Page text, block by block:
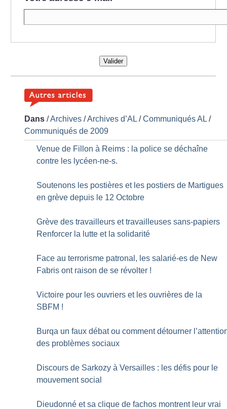
Valider
Dans /Archives /Archives d’AL /Communiqués AL /
Communiqués de 2009
Venue de Fillon à Reims : la police se déchaîne
contre les lycéen-ne-s.
Soutenons les postières et les postiers de Martigues
en grève depuis le 12 Octobre
Grève des travailleurs et travailleuses sans-papiers
Renforcer la lutte et la solidarité
Face au terrorisme patronal, les salarié-es de New
Fabris ont raison de se révolter !
Victoire pour les ouvriers et les ouvrières de la
SBFM !
Burqa un faux débat ou comment détourner
des problèmes sociaux
Discours de Sarkozy à Versailles : les défis pour le
mouvement social
Dieudonné et sa clique de fachos montrent leur vrai